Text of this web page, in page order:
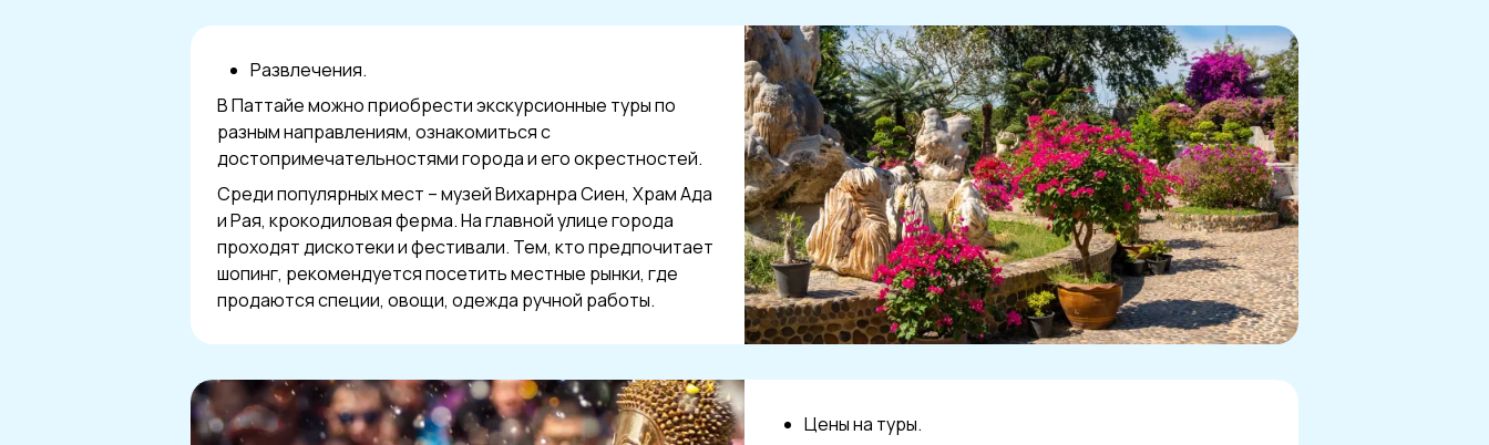
Развлечения.
В Паттайе можно приобрести экскурсионные туры по
разным направлениям, ознакомиться с
достопримечательностями города и его окрестностей.
Среди популярных мест – музей Вихарнра Сиен, Храм Ада
и Рая, крокодиловая ферма. На главной улице города
проходят дискотеки и фестивали. Тем, кто предпочитает
шопинг, рекомендуется посетить местные рынки, где
продаются специи, овощи, одежда ручной работы.
Цены на туры.